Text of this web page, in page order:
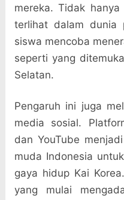
mereka. Tidak
terlihat dalam dunia
siswa mencoba
seperti yang
Selatan.
Pengaruh ini juga
media sosial.
dan YouTube
muda Indonesia
gaya hidup Kai
yang mulai